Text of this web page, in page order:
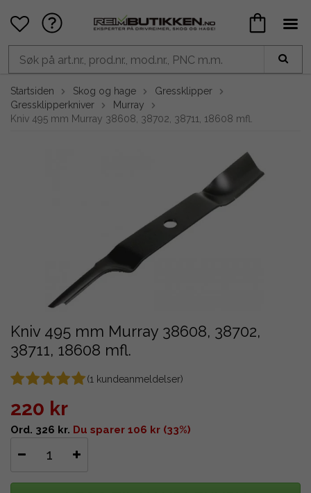
Startsiden Skog og hage
Gressklipper
Gressklipperkniver
Murray
Kniv 495 mm Murray 38608, 38702, 38711, 18608 mfl.
Kniv 495 mm Murray 38608, 38702,
38711, 18608 mfl.
(1 kundeanmeldelser)
220 kr
Ord. 326 kr. Du sparer 106 kr (33%)